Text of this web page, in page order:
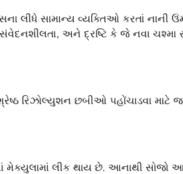
લીધે સામાન્ય વ્યક્તિઓ કરતાં નાની
અને દ્રષ્ટિ કે જે નવા
રિઝોલ્યુશન છબીઓ પહોંચાડવા માટે
મેક્યુલામાં લીક થાય છે. આનાથી